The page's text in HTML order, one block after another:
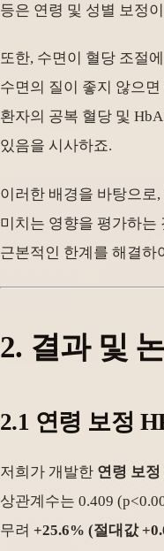
등은 연령 및 성별 보정
또한, 수면이 혈당 조절
수면의 질이 좋지 않으
환자의 공복 혈당 및
있음을 시사하죠.
이러한 배경을 바탕으로,
미치는 영향을 평가하는
근본적인 한계를 해결하
2. 결과 및
2.1 연령 보정
저희가 개발한 연령 보정
상관계수는 0.409
무려 +25.6% (절대값